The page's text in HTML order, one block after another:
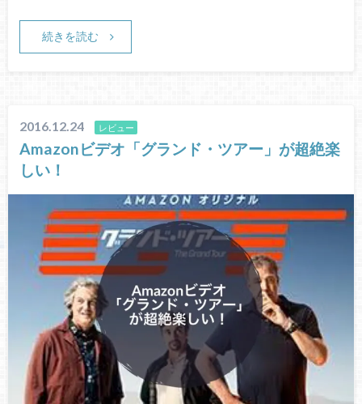
続きを読む
2016.12.24 レビュー
Amazonビデオ「グランド・ツアー」が超絶楽
しい！